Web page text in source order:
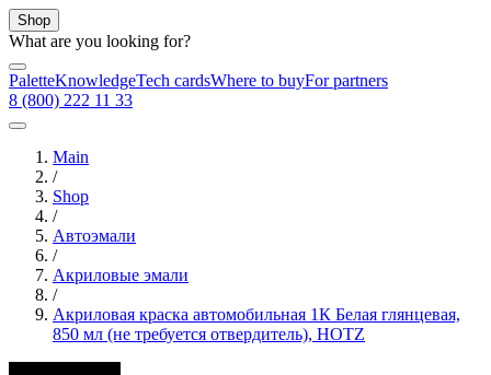
Shop
What are you looking for?
PaletteKnowledgeTech cardsWhere to buyFor partners
8 (800) 222 11 33
Main
/
Shop
/
Автоэмали
/
Акриловые эмали
/
Акриловая краска автомобильная 1К Белая глянцевая,
850 мл (не требуется отвердитель), HOTZ